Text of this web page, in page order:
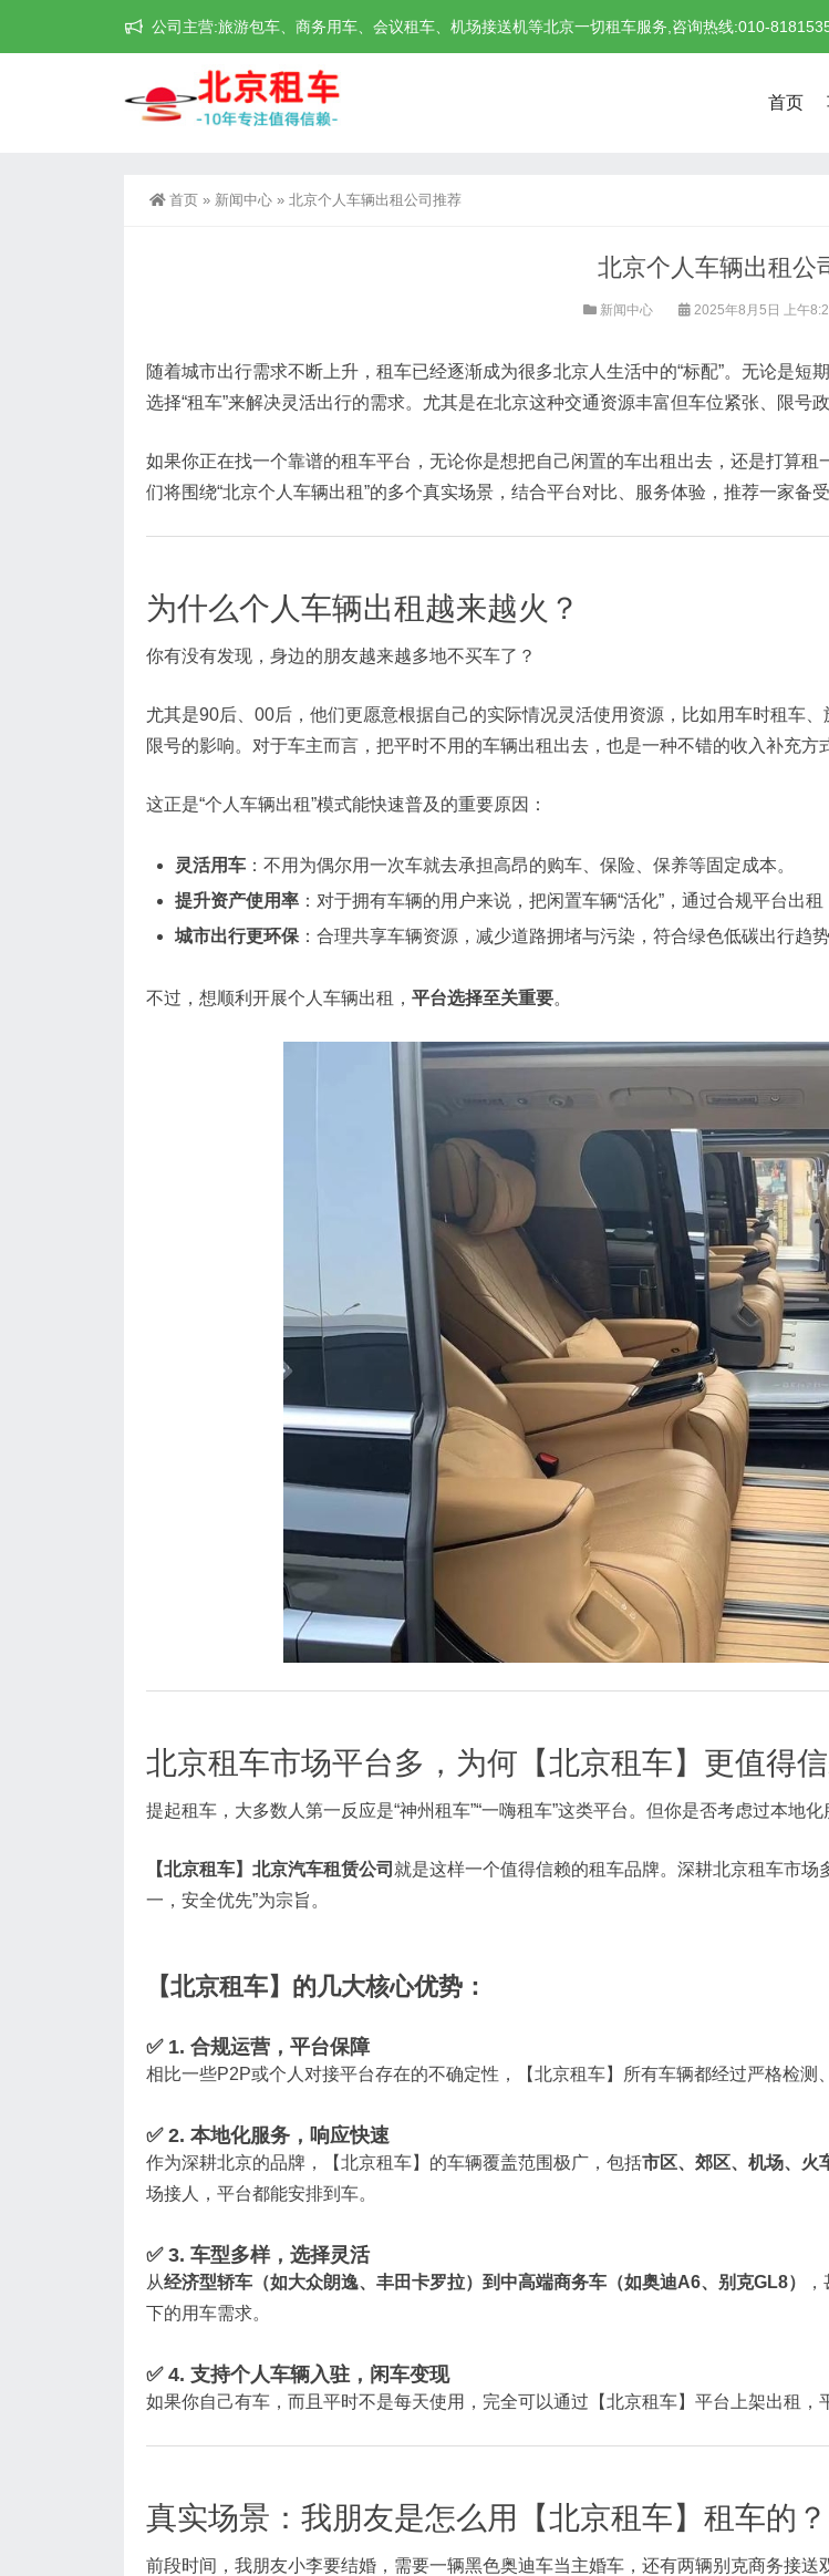
公司主营:旅游包车、商务用车、会议租车、机场接送机等北京一切租车服务,咨询热线:010-
首页
首页 » 新闻中心 » 北京个人车辆出租公司推荐
北京个人车辆出租公
新闻中心 2025年8月5日 上午
随着城市出行需求不断上升，租车已经逐渐成为很多北京人生活中的“标配”。无论是
选择“租车”来解决灵活出行的需求。尤其是在北京这种交通资源丰富但车位紧张、限号
如果你正在找一个靠谱的租车平台，无论你是想把自己闲置的车出租出去，还是打算
们将围绕“北京个人车辆出租”的多个真实场景，结合平台对比、服务体验，推荐一家
为什么个人车辆出租越来越火？
你有没有发现，身边的朋友越来越多地不买车了？
尤其是90后、00后，他们更愿意根据自己的实际情况灵活使用资源，比如用车时租车
限号的影响。对于车主而言，把平时不用的车辆出租出去，也是一种不错的收入补充方
这正是“个人车辆出租”模式能快速普及的重要原因：
灵活用车：不用为偶尔用一次车就去承担高昂的购车、保险、保养等固定成本。
提升资产使用率：对于拥有车辆的用户来说，把闲置车辆“活化”，通过合规平台出租
城市出行更环保：合理共享车辆资源，减少道路拥堵与污染，符合绿色低碳出行趋势
不过，想顺利开展个人车辆出租， 平台选择至关重要。
北京租车市场平台多，为何【北京租车】更值得信
提起租车，大多数人第一反应是“神州租车”“一嗨租车”这类平台。但你是否考虑过本地
【北京租车】北京汽车租赁公司 就是这样一个值得信赖的租车品牌。深耕北京租车市
一，安全优先”为宗旨。
【北京租车】的几大核心优势：
✅ 1. 合规运营，平台保障
相比一些P2P或个人对接平台存在的不确定性，【北京租车】所有车辆都经过严格检测
✅ 2. 本地化服务，响应快速
作为深耕北京的品牌，【北京租车】的车辆覆盖范围极广，包括市区、郊区、机场、火
场接人，平台都能安排到车。
✅ 3. 车型多样，选择灵活
从经济型轿车（如大众朗逸、丰田卡罗拉）到中高端商务车（如奥迪A6、别克GL8）
下的用车需求。
✅ 4. 支持个人车辆入驻，闲车变现
如果你自己有车，而且平时不是每天使用，完全可以通过【北京租车】平台上架出租，
真实场景：我朋友是怎么用【北京租车】租车的？
前段时间，我朋友小李要结婚，需要一辆黑色奥迪车当主婚车，还有两辆别克商务接